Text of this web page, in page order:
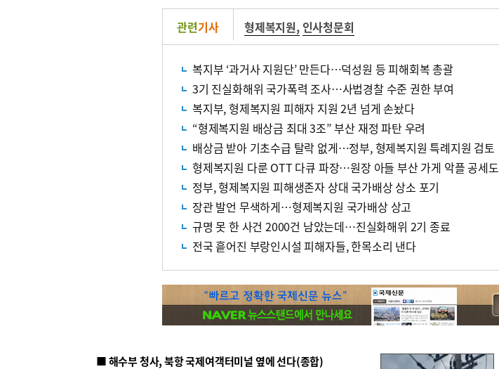
관련기사 형제복지원, 인사청문회
복지부 ‘과거사 지원단’ 만든다…덕성원 등 피해회복 총괄
3기 진실화해위 국가폭력 조사…사법경찰 수준 권한 부여
복지부, 형제복지원 피해자 지원 2년 넘게 손놨다
“형제복지원 배상금 최대 3조” 부산 재정 파탄 우려
배상금 받아 기초수급 탈락 없게…정부, 형제복지원 특례지원 검토
형제복지원 다룬 OTT 다큐 파장…원장 아들 부산 가게 악플 공세도
정부, 형제복지원 피해생존자 상대 국가배상 상소 포기
장관 발언 무색하게…형제복지원 국가배상 상고
규명 못 한 사건 2000건 남았는데…진실화해위 2기 종료
전국 흩어진 부랑인시설 피해자들, 한목소리 낸다
■ 해수부 청사, 북항 국제여객터미널 옆에 선다(종합)